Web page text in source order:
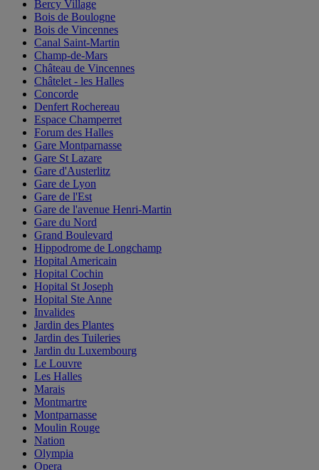
Bercy Village
Bois de Boulogne
Bois de Vincennes
Canal Saint-Martin
Champ-de-Mars
Château de Vincennes
Châtelet - les Halles
Concorde
Denfert Rochereau
Espace Champerret
Forum des Halles
Gare Montparnasse
Gare St Lazare
Gare d'Austerlitz
Gare de Lyon
Gare de l'Est
Gare de l'avenue Henri-Martin
Gare du Nord
Grand Boulevard
Hippodrome de Longchamp
Hopital Americain
Hopital Cochin
Hopital St Joseph
Hopital Ste Anne
Invalides
Jardin des Plantes
Jardin des Tuileries
Jardin du Luxembourg
Le Louvre
Les Halles
Marais
Montmartre
Montparnasse
Moulin Rouge
Nation
Olympia
Opera